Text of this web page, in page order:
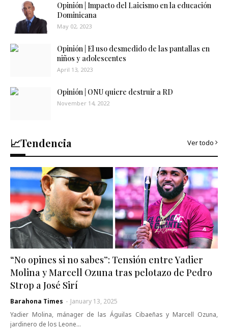
Opinión | Impacto del Laicismo en la educación
Dominicana
May 02, 2023
Opinión | El uso desmedido de las pantallas en
niños y adolescentes
April 13, 2023
Opinión | ONU quiere destruir a RD
November 14, 2022
📈Tendencia Ver todo
“No opines si no sabes”: Tensión entre Yadier
Molina y Marcell Ozuna tras pelotazo de Pedro
Strop a José Sirí
Barahona Times - January 13, 2025
Yadier Molina, mánager de las Águilas Cibaeñas y Marcell Ozuna,
jardinero de los Leone…